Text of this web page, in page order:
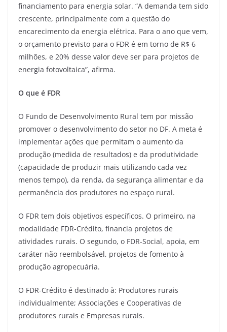
financiamento para energia solar. “A demanda tem sido
crescente, principalmente com a questão do
encarecimento da energia elétrica. Para o ano que vem,
o orçamento previsto para o FDR é em torno de R$ 6
milhões, e 20% desse valor deve ser para projetos de
energia fotovoltaica”, afirma.
O que é FDR
O Fundo de Desenvolvimento Rural tem por missão
promover o desenvolvimento do setor no DF. A meta é
implementar ações que permitam o aumento da
produção (medida de resultados) e da produtividade
(capacidade de produzir mais utilizando cada vez
menos tempo), da renda, da segurança alimentar e da
permanência dos produtores no espaço rural.
O FDR tem dois objetivos específicos. O primeiro, na
modalidade FDR-Crédito, financia projetos de
atividades rurais. O segundo, o FDR-Social, apoia, em
caráter não reembolsável, projetos de fomento à
produção agropecuária.
O FDR-Crédito é destinado à: Produtores rurais
individualmente; Associações e Cooperativas de
produtores rurais e Empresas rurais.